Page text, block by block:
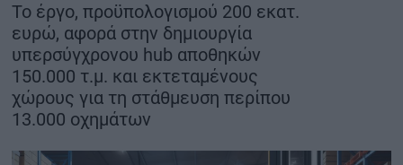
ΜΕΤΑΦΟΡΕΣ - ΗΛΕΚΤΡΟΚΙΝΗΣΗ
ΨΗΦΙΑΚΟΣ ΚΟΣΜΟΣ
ΟΙΚΟΝΟΜΙΑ - ΕΠΙΧΕΙΡΗΣΕΙΣ
Το έργο, προϋπολογισμού 200 εκατ.
ευρώ, αφορά στην δημιουργία
υπερσύγχρονου hub αποθηκών
150.000 τ.μ. και εκτεταμένους
χώρους για τη στάθμευση περίπου
13.000 οχημάτων